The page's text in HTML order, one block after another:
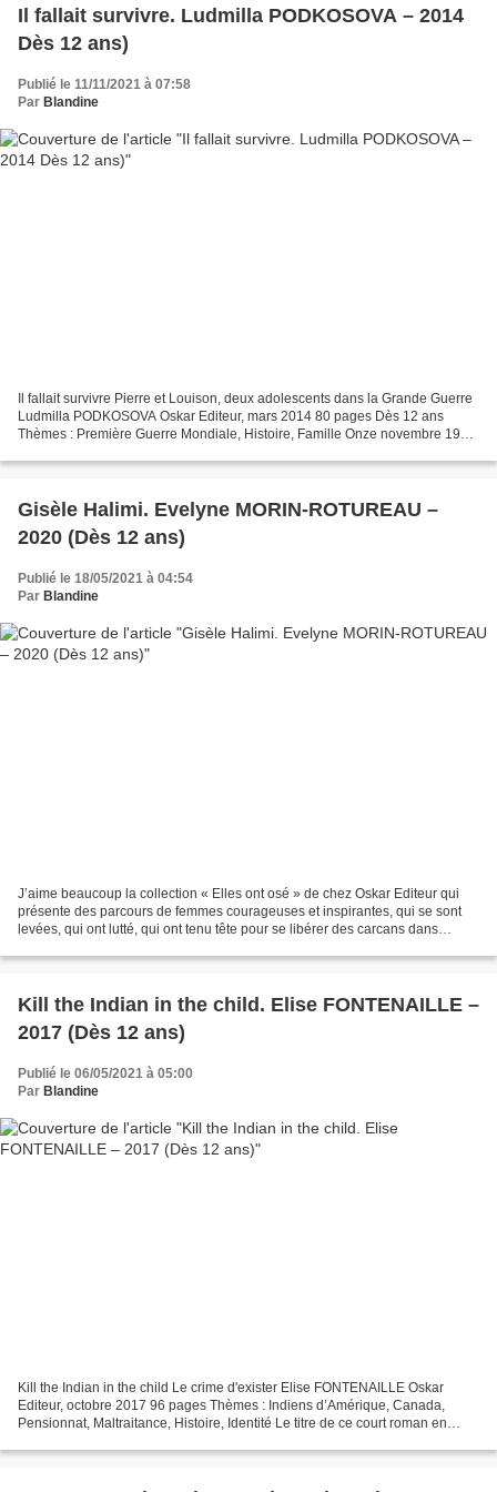
Il fallait survivre. Ludmilla PODKOSOVA – 2014
Dès 12 ans)
Publié le 11/11/2021 à 07:58
Par Blandine
Il fallait survivre Pierre et Louison, deux adolescents dans la Grande Guerre
Ludmilla PODKOSOVA Oskar Editeur, mars 2014 80 pages Dès 12 ans
Thèmes : Première Guerre Mondiale, Histoire, Famille Onze novembre 1918,
Gisèle Halimi. Evelyne MORIN-ROTUREAU –
2020 (Dès 12 ans)
Publié le 18/05/2021 à 04:54
Par Blandine
J’aime beaucoup la collection « Elles ont osé » de chez Oskar Editeur qui
présente des parcours de femmes courageuses et inspirantes, qui se sont
levées, qui ont lutté, qui ont tenu tête pour se libérer des carcans dans
Kill the Indian in the child. Elise FONTENAILLE –
2017 (Dès 12 ans)
Publié le 06/05/2021 à 05:00
Par Blandine
Kill the Indian in the child Le crime d'exister Elise FONTENAILLE Oskar
Editeur, octobre 2017 96 pages Thèmes : Indiens d’Amérique, Canada,
Pensionnat, Maltraitance, Histoire, Identité Le titre de ce court roman en